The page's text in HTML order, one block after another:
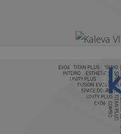
10 ЛЕТ ГАРАНТИИ